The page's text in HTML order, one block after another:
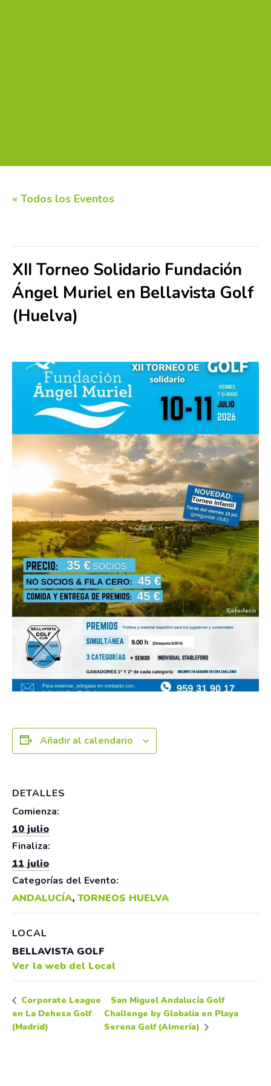
« Todos los Eventos
XII Torneo Solidario Fundación
Ángel Muriel en Bellavista Golf
(Huelva)
Añadir al calendario
DETALLES
Comienza:
10 julio
Finaliza:
11 julio
Categorías del Evento:
ANDALUCÍA, TORNEOS HUELVA
LOCAL
BELLAVISTA GOLF
Ver la web del Local
Corporate League
en La Dehesa Golf
(Madrid)
San Miguel Andalucía Golf
Challenge by Globalia en Playa
Serena Golf (Almería)